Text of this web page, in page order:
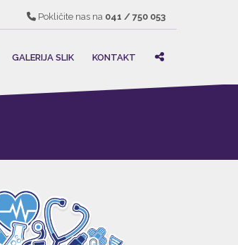
Pokličite nas na 041 / 750 053
GALERIJA SLIK KONTAKT